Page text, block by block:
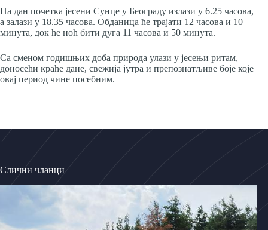
На дан почетка јесени Сунце у Београду излази у 6.25 часова,
а залази у 18.35 часова. Обданица ће трајати 12 часова и 10
минута, док ће ноћ бити дуга 11 часова и 50 минута.
Са сменом годишњих доба природа улази у јесењи ритам,
доносећи краће дане, свежија јутра и препознатљиве боје које
овај период чине посебним.
Слични чланци